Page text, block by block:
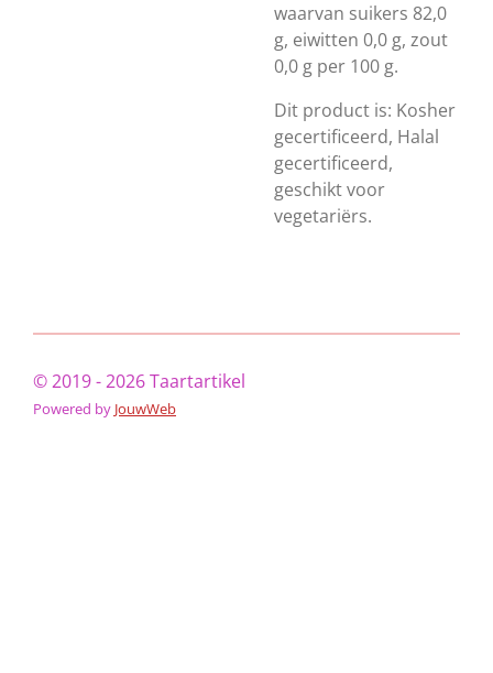
waarvan suikers 82,0
g, eiwitten 0,0 g, zout
0,0 g per 100 g.
Dit product is: Kosher
gecertificeerd, Halal
gecertificeerd,
geschikt voor
vegetariërs.
© 2019 - 2026 Taartartikel
Powered by JouwWeb